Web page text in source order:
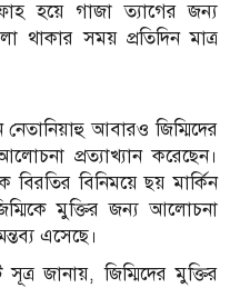
হয়ে গাজা ত্যাগের জন্য
থাকার সময় প্রতিদিন মাত্র
নেতানিয়াহু আবারও জিম্মিদের
প্রত্যাখ্যান করেছেন।
বিরতির বিনিময়ে ছয় মার্কিন
মুক্তির জন্য আলোচনা
এসেছে।
জানায়, জিম্মিদের মুক্তির